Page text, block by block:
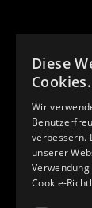
Diese
Cookies.
Wir
verbessern.
unserer
Cookie-